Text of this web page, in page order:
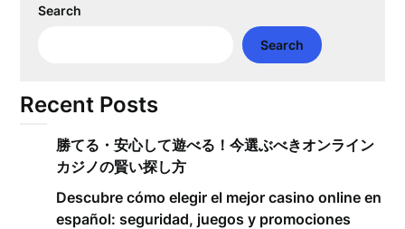
Search
Search
Recent Posts
勝てる・安心して遊べる！今選ぶべきオンライン
カジノの賢い探し方
Descubre cómo elegir el mejor casino online en
español: seguridad, juegos y promociones